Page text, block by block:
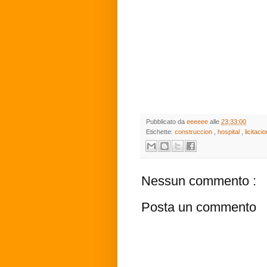
Pubblicato da eeeeee alle 23:33:00
Etichette: construccion hospital
Nessun commento :
Posta un commento